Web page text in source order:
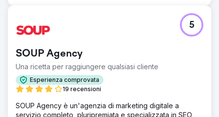
SOUP Agency
Una ricetta per raggiungere qualsiasi cliente
Esperienza comprovata
19 recensioni
5
SOUP Agency è un'agenzia di marketing digitale a
servizio completo, pluripremiata e specializzata in SEO,